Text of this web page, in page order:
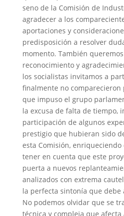
seno de la Comisión de
agradecer a los
aportaciones y
predisposición a resolver
momento. También
reconocimiento y
los socialistas invitamos a
finalmente no comparecieron
que impuso el grupo
la excusa de falta de tiempo,
participación de algunos
prestigio que hubieran sido
esta Comisión, enriqueciendo
tener en cuenta que este
puerta a nuevos
analizados con extrema
la perfecta sintonía que debe
No podemos olvidar que se
técnica y compleja que afecta